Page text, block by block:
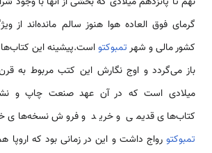
گرمای فوق العاده هوا هنوز سالم مانده‌اند از
کشور مالی و شهرتمبوکتواست.پیشینه این کتاب‌ها
باز می‌گردد و اوج نگارش این کتب مربوط به
میلادی است که در آن عهد صنعت چاپ و
کتاب‌های قدیمی و خرید و فروش نسخه‌های
تمبوکتو رواج داشت و این در زمانی بود که اروپا